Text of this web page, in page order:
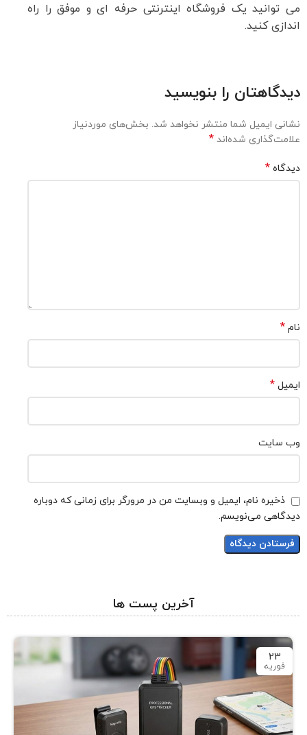
می توانید یک فروشگاه اینترنتی حرفه ای و موفق را راه
اندازی کنید.
دیدگاهتان را بنویسید
نشانی ایمیل شما منتشر نخواهد شد. بخش‌های موردنیاز
علامت‌گذاری شده‌اند *
دیدگاه *
نام *
ایمیل *
وب‌ سایت
ذخیره نام، ایمیل و وبسایت من در مرورگر برای زمانی که دوباره
دیدگاهی می‌نویسم.
آخرین پست ها
23
فوریه